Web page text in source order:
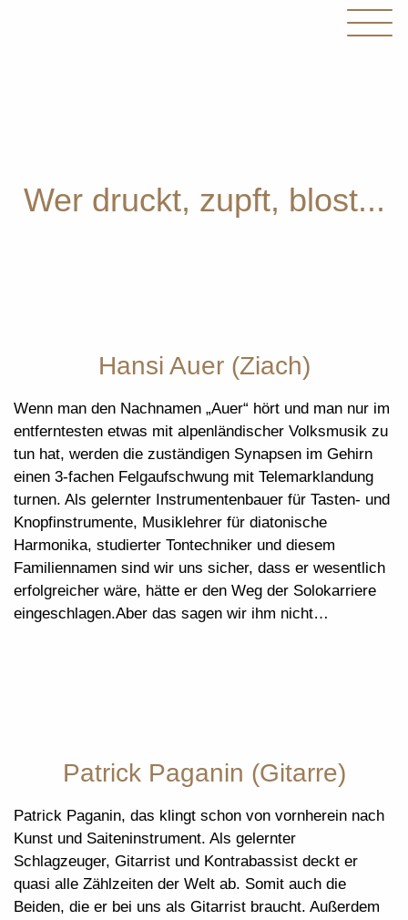
Wer druckt, zupft, blost...
Hansi Auer (Ziach)
Wenn man den Nachnamen „Auer“ hört und man nur im
entferntesten etwas mit alpenländischer Volksmusik zu
tun hat, werden die zuständigen Synapsen im Gehirn
einen 3-fachen Felgaufschwung mit Telemarklandung
turnen. Als gelernter Instrumentenbauer für Tasten- und
Knopfinstrumente, Musiklehrer für diatonische
Harmonika, studierter Tontechniker und diesem
Familiennamen sind wir uns sicher, dass er wesentlich
erfolgreicher wäre, hätte er den Weg der Solokarriere
eingeschlagen.Aber das sagen wir ihm nicht…
Patrick Paganin (Gitarre)
Patrick Paganin, das klingt schon von vornherein nach
Kunst und Saiteninstrument. Als gelernter
Schlagzeuger, Gitarrist und Kontrabassist deckt er
quasi alle Zählzeiten der Welt ab. Somit auch die
Beiden, die er bei uns als Gitarrist braucht. Außerdem